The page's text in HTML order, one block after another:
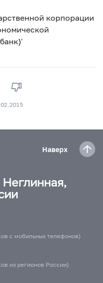
корпорации
Наверх
с мобильных телефонов)
из регионов России)